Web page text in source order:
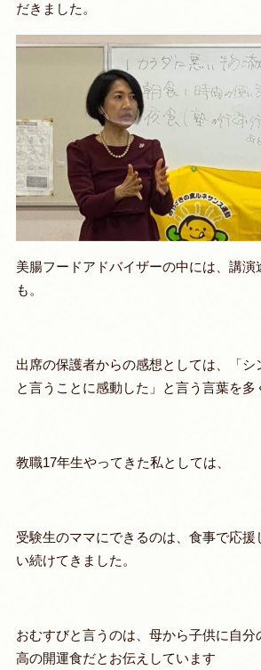
だきました。
美腸フードアドバイザーの中には、講演
も。
出席の保護者からの感想としては、「シ
と言うことに感動した」と言う言葉を多
教職17年生やってきた私としては、
受験生のママにできるのは、食事で応
い続けてきました。
おむすびと言うのは、母から子供に自
高の開運食だとお伝えしています